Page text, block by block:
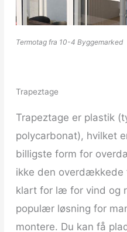
Termotag fra 10-4 Byggemarked
Trapeztage
Trapeztage er plastik
polycarbonat), hvilket
billigste form for
ikke den overdækkede
klart for læ for vind og
populær løsning for
montere. Du kan få